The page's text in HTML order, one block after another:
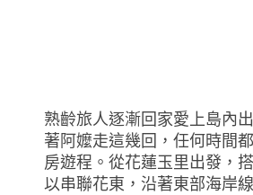
熟齡旅人逐漸回家愛上島內
著阿嬤走這幾回，任何時間
房遊程。從花蓮玉里出發，
以串聯花東，沿著東部海岸